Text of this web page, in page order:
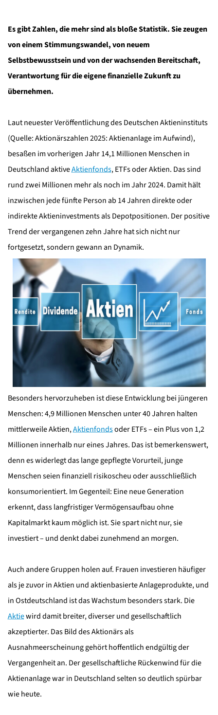
Es gibt Zahlen, die mehr sind als bloße Statistik. Sie zeugen
von einem Stimmungswandel, von neuem
Selbstbewusstsein und von der wachsenden Bereitschaft,
Verantwortung für die eigene finanzielle Zukunft zu
übernehmen.
Laut neuester Veröffentlichung des Deutschen Aktieninstituts
(Quelle: Aktionärszahlen 2025: Aktienanlage im Aufwind),
besaßen im vorherigen Jahr 14,1 Millionen Menschen in
Deutschland aktiveAktienfonds, ETFs oder Aktien. Das sind
rund zwei Millionen mehr als noch im Jahr 2024. Damit hält
inzwischen jede fünfte Person ab 14 Jahren direkte oder
indirekte Aktieninvestments als Depotpositionen. Der positive
Trend der vergangenen zehn Jahre hat sich nicht nur
fortgesetzt, sondern gewann an Dynamik.
Besonders hervorzuheben ist diese Entwicklung bei jüngeren
Menschen: 4,9 Millionen Menschen unter 40 Jahren halten
mittlerweile Aktien,Aktienfondsoder ETFs – ein Plus von 1,2
Millionen innerhalb nur eines Jahres. Das ist bemerkenswert,
denn es widerlegt das lange gepflegte Vorurteil, junge
Menschen seien finanziell risikoscheu oder ausschließlich
konsumorientiert. Im Gegenteil: Eine neue Generation
erkennt, dass langfristiger Vermögensaufbau ohne
Kapitalmarkt kaum möglich ist. Sie spart nicht nur, sie
investiert – und denkt dabei zunehmend an morgen.
Auch andere Gruppen holen auf. Frauen investieren häufiger
als je zuvor in Aktien und aktienbasierte Anlageprodukte, und
in Ostdeutschland ist das Wachstum besonders stark. Die
Aktiewird damit breiter, diverser und gesellschaftlich
akzeptierter. Das Bild des Aktionärs als
Ausnahmeerscheinung gehört hoffentlich endgültig der
Vergangenheit an. Der gesellschaftliche Rückenwind für die
Aktienanlage war in Deutschland selten so deutlich spürbar
wie heute.